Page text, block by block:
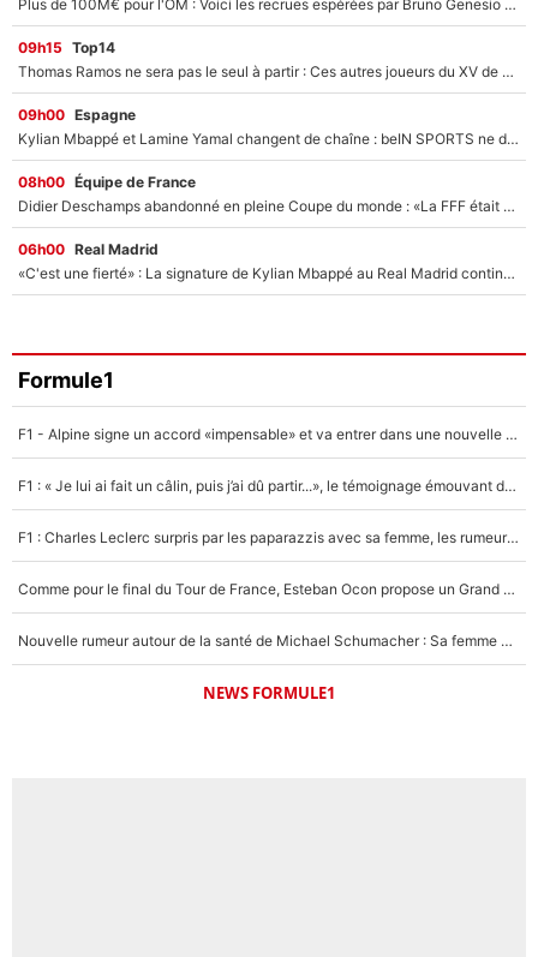
Plus de 100M€ pour l'OM : Voici les recrues espérées par Bruno Genesio et Grégory Lorenzi après l’opération dégraissage
09h15 Top14
Thomas Ramos ne sera pas le seul à partir : Ces autres joueurs du XV de France pourraient aussi quitter le Stade Toulousain, un club de Top 14 est déjà sur les rangs
09h00 Espagne
Kylian Mbappé et Lamine Yamal changent de chaîne : beIN SPORTS ne digère pas cette décision historique et prédit un fiasco pour la Liga
08h00 Équipe de France
Didier Deschamps abandonné en pleine Coupe du monde : «La FFF était déjà passée à Zinedine Zidane»
06h00 Real Madrid
«C'est une fierté» : La signature de Kylian Mbappé au Real Madrid continue de régaler l'Espagne
Formule1
F1 - Alpine signe un accord «impensable» et va entrer dans une nouvelle dimension : Grande nouvelle pour Pierre Gasly !
F1 : « Je lui ai fait un câlin, puis j’ai dû partir...», le témoignage émouvant de Max Verstappen sur sa fille
F1 : Charles Leclerc surpris par les paparazzis avec sa femme, les rumeurs étaient vraies !
Comme pour le final du Tour de France, Esteban Ocon propose un Grand Prix de Formule 1 à Paris : «Autour de l’Arc de Triomphe, ce serait génial» !
Nouvelle rumeur autour de la santé de Michael Schumacher : Sa femme Corinna sort du silence
NEWS FORMULE1